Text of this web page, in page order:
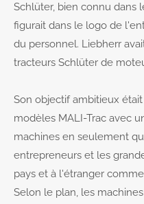
Drop us a line
Lorem ipsum dolor sit
elit.
Aenean commodo
Cum sociis natoque
parturient montes,
quam felis, ultricies nec.
Schlüter, bien connu dans
figurait dans le logo de
du personnel. Liebherr
tracteurs Schlüter de
Son objectif ambitieux
modèles MALI-Trac avec
machines en seulement
entrepreneurs et les
pays et à l'étranger
Selon le plan, les